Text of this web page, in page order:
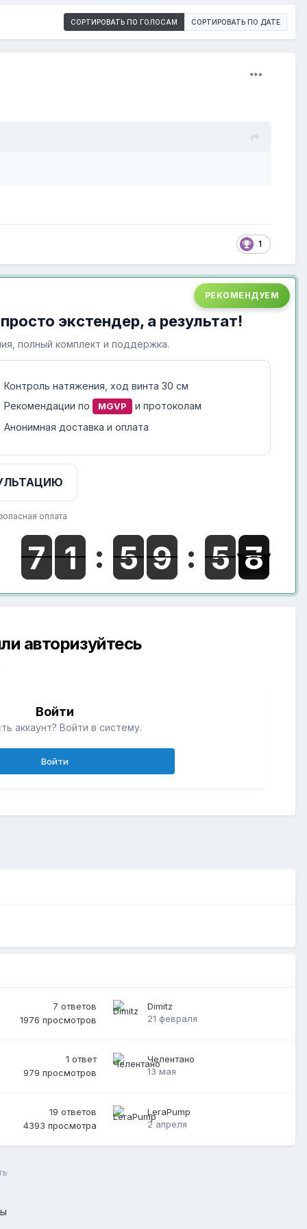
СОРТИРОВАТЬ ПО ГОЛОСАМ СОРТИРОВАТЬ ПО ДАТЕ
1
РЕКОМЕНДУЕМ
экстендер, а результат!
полный комплект и поддержка.
Контроль натяжения, ход винта 30 см
Рекомендации по MGVP
и протоколам
Анонимная доставка и оплата
оплата
авторизуйтесь
Войти
аккаунт? Войти в систему.
Войти
7 ответов
1976 просмотров
Dimitz
21 февраля
1 ответ
979 просмотров
Челентано
13 мая
19 ответов
4393 просмотра
LeraPump
2 апреля